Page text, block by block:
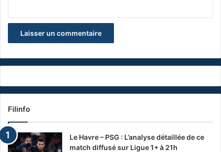
Filinfo
Le Havre – PSG : L’analyse détaillée de ce
match diffusé sur Ligue 1+ à 21h